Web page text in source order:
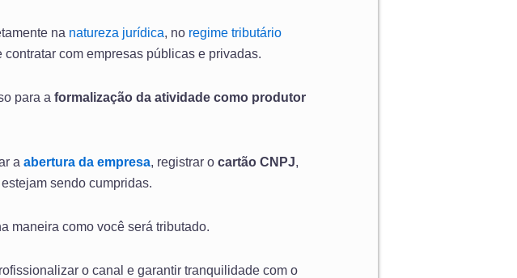
na natureza jurídica, no regime tributário
com empresas públicas e privadas.
para a formalização da atividade como produtor
a abertura da empresa, registrar o cartão CNPJ,
sendo cumpridas.
maneira como você será tributado.
o canal e garantir tranquilidade com o